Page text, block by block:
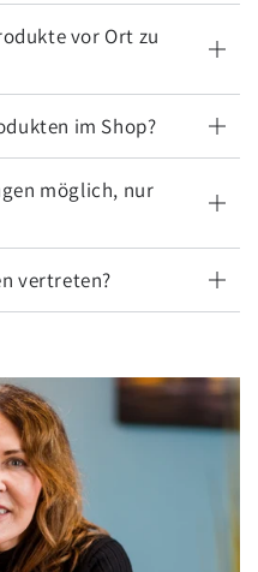
vor Ort zu
im Shop?
möglich, nur
vertreten?